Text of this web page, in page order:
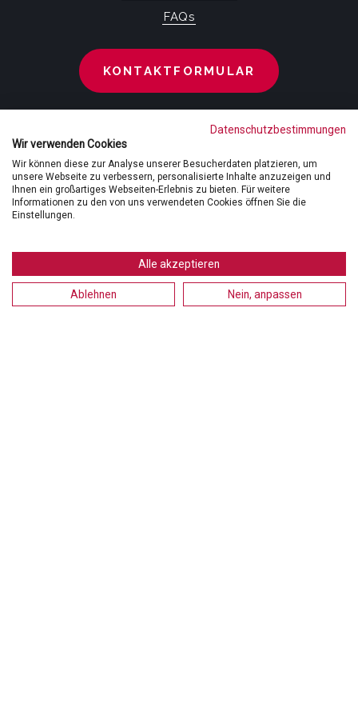
FAQs
KONTAKTFORMULAR
FOLGEN SIE UNS
Datenschutzbestimmungen
Wir verwenden Cookies
Wir können diese zur Analyse unserer Besucherdaten platzieren, um
unsere Webseite zu verbessern, personalisierte Inhalte anzuzeigen und
Ihnen ein großartiges Webseiten-Erlebnis zu bieten. Für weitere
Informationen zu den von uns verwendeten Cookies öffnen Sie die
Einstellungen.
Alle akzeptieren
Ablehnen Nein, anpassen